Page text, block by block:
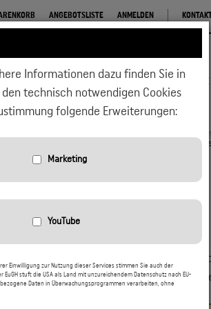
ANGEBOTSLISTE ANMELDEN
BEETEINFASSUNGEN WOHNEN
Türdrücker,
in Edelstahl
Informationen dazu finden Sie in
den technisch notwendigen Cookies
folgende Erweiterungen:
Analysen. Erzeugt statistische Daten darüber,
Nutzerdaten für Online-Werbezwecke
anzuzeigen und ermöglichen die komfortable
Einwilligung zur Nutzung dieser Services stimmen Sie auch der
EuGH stuft die USA als Land mit unzureichendem Datenschutz nach EU-
Daten in Überwachungsprogrammen verarbeiten, ohne